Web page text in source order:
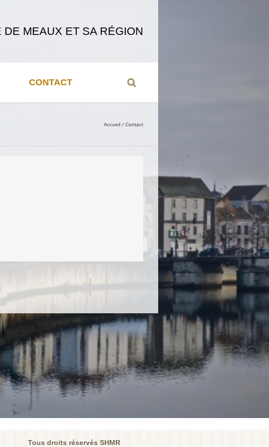
MEAUX ET SA RÉGION
CONTACT
Accueil Contact
Tous droits réservés SHMR